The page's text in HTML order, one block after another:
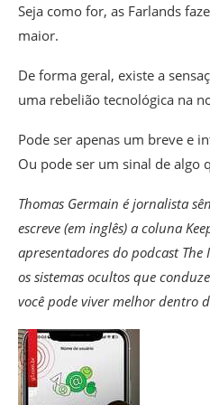
Seja como for, as Farlands
maior.
De forma geral, existe a
uma rebelião tecnológica na
Pode ser apenas um breve e
Ou pode ser um sinal de algo
Thomas Germain é jornalista
escreve (em inglês) a coluna
apresentadores do podcast
os sistemas ocultos que
você pode viver melhor dentro